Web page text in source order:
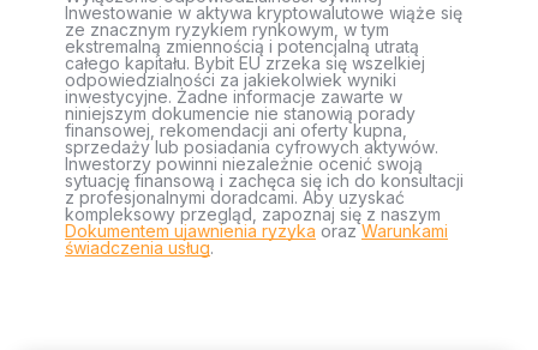
Inwestowanie w aktywa kryptowalutowe wiąże się
ze znacznym ryzykiem rynkowym, w tym
ekstremalną zmiennością i potencjalną utratą
całego kapitału. Bybit EU zrzeka się wszelkiej
odpowiedzialności za jakiekolwiek wyniki
inwestycyjne. Żadne informacje zawarte w
niniejszym dokumencie nie stanowią porady
finansowej, rekomendacji ani oferty kupna,
sprzedaży lub posiadania cyfrowych aktywów.
Inwestorzy powinni niezależnie ocenić swoją
sytuację finansową i zachęca się ich do konsultacji
z profesjonalnymi doradcami. Aby uzyskać
kompleksowy przegląd, zapoznaj się z naszym
Dokumentem ujawnienia ryzyka orazWarunkami
świadczenia usług.